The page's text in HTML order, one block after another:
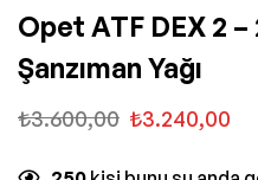
Opet ATF DEX 2
Şanzıman Yağı
₺3.600,00 ₺3.240,00